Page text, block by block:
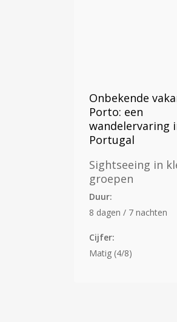
Onbekende
Porto: een
wandelervaring
Portugal
Sightseeing in
groepen
Duur:
8 dagen / 7 nachten
Cijfer:
Matig (4/8)